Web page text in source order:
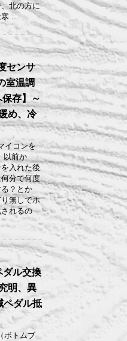
北の方に
...
センサ
室温調
存】～
め、冷
イコンを
以前か
入れた後
分で何度
？とか
無しでホ
れるの
ダル交換
明、異
ダル抵
ボトムブ